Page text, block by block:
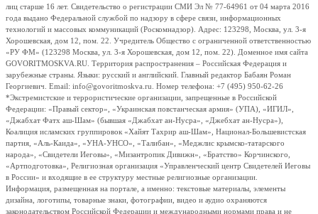
лиц старше 16 лет. Свидетельство о регистрации СМИ Эл № 77-64961 от 04 марта 2016
года выдано Федеральной службой по надзору в сфере связи, информационных
технологий и массовых коммуникаций (Роскомнадзор). Адрес: 123298, Москва, ул. 3-я
Хорошевская, дом 12, пом. 22. Учредитель Общество с ограниченной ответственностью
«РУ ФМ» (123298 Москва, ул. 3-я Хорошевская, дом 12, пом. 22). Доменное имя сайта
GOVORITMOSKVA.RU. Территория распространения – Российская Федерация и
зарубежные страны. Языки: русский и английский. Главный редактор Бабаян Роман
Георгиевич. Email: info@govoritmoskva.ru. Номер телефона: +7 (495) 950-62-26
*Экстремистские и террористические организации, запрещенные в Российской
Федерации: «Правый сектор», «Украинская повстанческая армия» (УПА), «ИГИЛ»,
«Джабхат Фатх аш-Шам» (бывшая «Джабхат ан-Нусра», «Джебхат ан-Нусра»),
Коалиция исламских группировок «Хайят Тахрир аш-Шам», Национал-Большевистская
партия, «Аль-Каида», «УНА-УНСО», «Талибан», «Меджлис крымско-татарского
народа», «Свидетели Иеговы», «Мизантропик Дивижн», «Братство» Корчинского,
«Артподготовка», Религиозная организация «Управленческий центр Свидетелей Иеговы
в России» и входящие в ее структуру местные религиозные организации.
Информация, размещенная на портале, а именно: текстовые материалы, элементы
дизайна, логотипы, товарные знаки, фотографии, видео и аудио охраняются
законодательством Российской Федерации и международными нормами права и не